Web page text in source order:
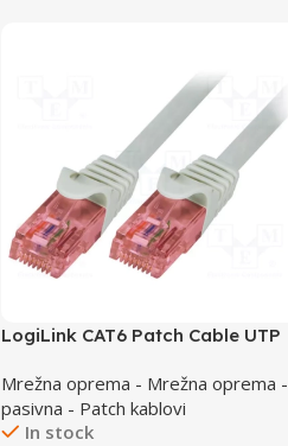
LogiLink CAT6 Patch Cable UTP
Mrežna oprema - Mrežna oprema -
pasivna - Patch kablovi
In stock